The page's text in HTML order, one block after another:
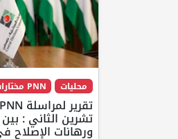
محليات PNN مختارات
تشرين الثاني :
ورهانات الإصلاح